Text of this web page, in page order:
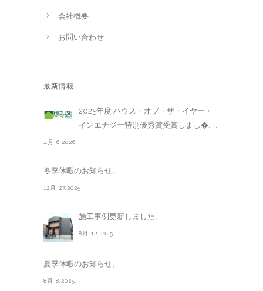
会社概要
お問い合わせ
最新情報
2025年度 ハウス・オブ・ザ・イヤー・
インエナジー特別優秀賞受賞しまし�. . .
4月 6,2026
冬季休暇のお知らせ。
12月 27,2025
施工事例更新しました。
8月 12,2025
夏季休暇のお知らせ。
8月 8,2025